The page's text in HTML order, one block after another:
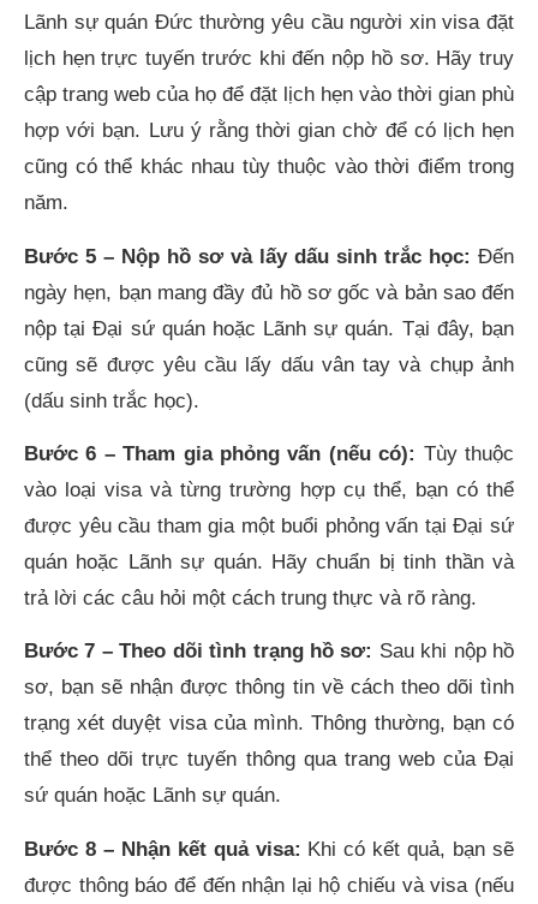
Lãnh sự quán Đức thường yêu cầu người xin visa đặt
lịch hẹn trực tuyến trước khi đến nộp hồ sơ. Hãy truy
cập trang web của họ để đặt lịch hẹn vào thời gian phù
hợp với bạn. Lưu ý rằng thời gian chờ để có lịch hẹn
cũng có thể khác nhau tùy thuộc vào thời điểm trong
năm.
Bước 5 – Nộp hồ sơ và lấy dấu sinh trắc học: Đến
ngày hẹn, bạn mang đầy đủ hồ sơ gốc và bản sao đến
nộp tại Đại sứ quán hoặc Lãnh sự quán. Tại đây, bạn
cũng sẽ được yêu cầu lấy dấu vân tay và chụp ảnh
(dấu sinh trắc học).
Bước 6 – Tham gia phỏng vấn (nếu có): Tùy thuộc
vào loại visa và từng trường hợp cụ thể, bạn có thể
được yêu cầu tham gia một buổi phỏng vấn tại Đại sứ
quán hoặc Lãnh sự quán. Hãy chuẩn bị tinh thần và
trả lời các câu hỏi một cách trung thực và rõ ràng.
Bước 7 – Theo dõi tình trạng hồ sơ: Sau khi nộp hồ
sơ, bạn sẽ nhận được thông tin về cách theo dõi tình
trạng xét duyệt visa của mình. Thông thường, bạn có
thể theo dõi trực tuyến thông qua trang web của Đại
sứ quán hoặc Lãnh sự quán.
Bước 8 – Nhận kết quả visa: Khi có kết quả, bạn sẽ
được thông báo để đến nhận lại hộ chiếu và visa (nếu